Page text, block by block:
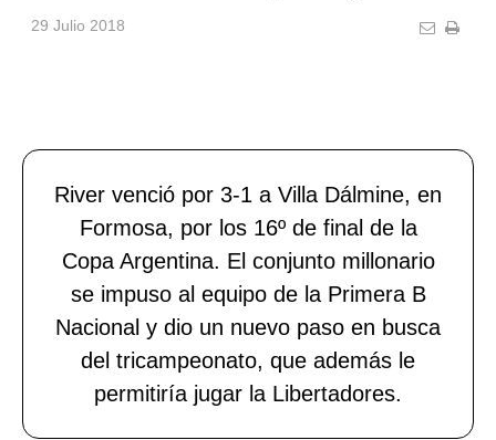
29 Julio 2018
River venció por 3-1 a Villa Dálmine, en
Formosa, por los 16º de final de la
Copa Argentina. El conjunto millonario
se impuso al equipo de la Primera B
Nacional y dio un nuevo paso en busca
del tricampeonato, que además le
permitiría jugar la Libertadores.